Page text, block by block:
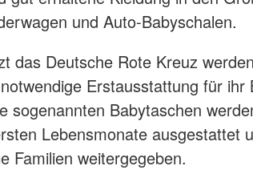
und Auto-Babyschalen.
das Deutsche Rote Kreuz
Erstausstattung für ihr
sogenannten Babytaschen
Lebensmonate ausgestattet
Familien weitergegeben.